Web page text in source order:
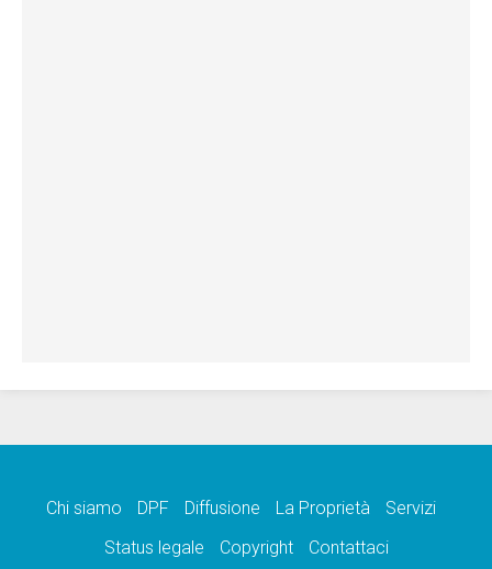
Chi siamo DPF Diffusione La Proprietà
Servizi
Status legale
Copyright Contattaci